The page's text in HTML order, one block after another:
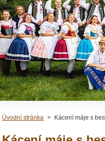
Úvodní stránka > Kácení máje s